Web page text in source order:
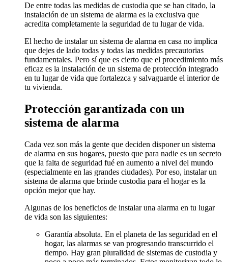
De entre todas las medidas de custodia que se han citado, la
instalación de un sistema de alarma es la exclusiva que
acredita completamente la seguridad de tu lugar de vida.
El hecho de instalar un sistema de alarma en casa no implica
que dejes de lado todas y todas las medidas precautorias
fundamentales. Pero sí que es cierto que el procedimiento más
eficaz es la instalación de un sistema de protección integrado
en tu lugar de vida que fortalezca y salvaguarde el interior de
tu vivienda.
Protección garantizada con un
sistema de alarma
Cada vez son más la gente que deciden disponer un sistema
de alarma en sus hogares, puesto que para nadie es un secreto
que la falta de seguridad fué en aumento a nivel del mundo
(especialmente en las grandes ciudades). Por eso, instalar un
sistema de alarma que brinde custodia para el hogar es la
opción mejor que hay.
Algunas de los beneficios de instalar una alarma en tu lugar
de vida son las siguientes:
Garantía absoluta. En el planeta de las seguridad en el
hogar, las alarmas se van progresando transcurrido el
tiempo. Hay gran pluralidad de sistemas de custodia y